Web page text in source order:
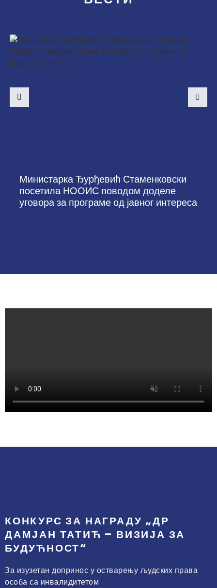
Министарка Ђурђевић Стаменковски
посетила НООИС поводом доделе
уговора за програме од јавног интереса
КОНКУРС ЗА НАГРАДУ „ДР
ДАМЈАН ТАТИЋ – ВИЗИЈА ЗА
БУДУЋНОСТ“
За изузетан допринос у остварењу људских права
особа са инвалидитетом